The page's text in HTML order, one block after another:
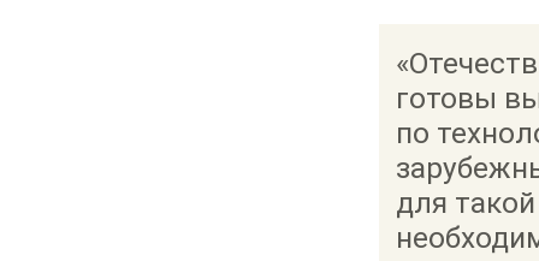
готовы
по
для